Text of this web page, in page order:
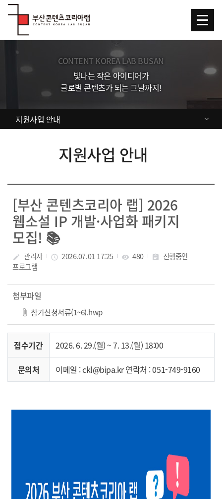
Skip Menu
CONTENT KOREA LAB BUSAN
빛나는 작은 아이디어가
글로벌 콘텐츠가 되는 그날까지!
지원사업 안내
지원사업 안내
[부산 콘텐츠코리아 랩] 2026
웹소설 IP 개발·사업화 패키지
모집! 📚
create 관리자 access_time 2026.07.01 17:25 visibility 480 assignment
진행중인
프로그램
첨부파일
참가신청서류(1~6).hwp
접수기간 2026. 6. 29.(월) ~ 7. 13.(월) 18:00
문의처 이메일 : ckl@bipa.kr 연락처 : 051-749-9160